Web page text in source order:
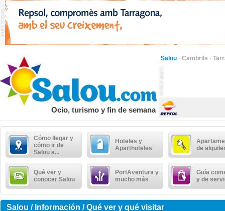
Salou · Cambrils ·
Ocio, turismo y fin de semana
Cómo llegar y
cómo ir de
Salou a...
Hoteles y
Aparthoteles
de
Qué ver y
conocer Salou
PortAventura y
mucho más
Guía
y de
Salou / Información / Qué ver y qué visitar